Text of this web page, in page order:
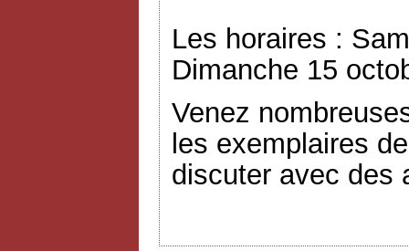
Les horaires :
Dimanche 15
Venez
les exemplaires
discuter avec des